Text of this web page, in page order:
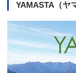
YAMASTA（ヤ